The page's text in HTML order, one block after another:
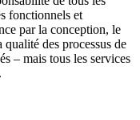
fonctionnels et
par la conception, le
des processus de
– mais tous les services